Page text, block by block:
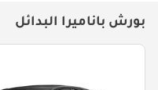
بورش باناميرا البدائل